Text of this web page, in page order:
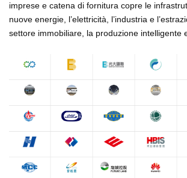
imprese e catena di fornitura copre le
nuove energie, l’elettricità, l’industria e
settore immobiliare, la produzione intelligente